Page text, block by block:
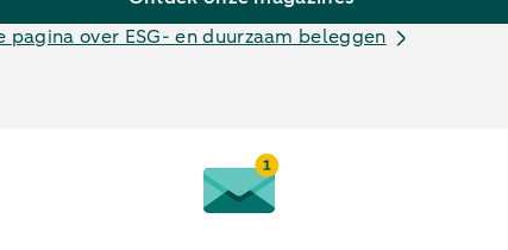
pagina over ESG- en duurzaam beleggen